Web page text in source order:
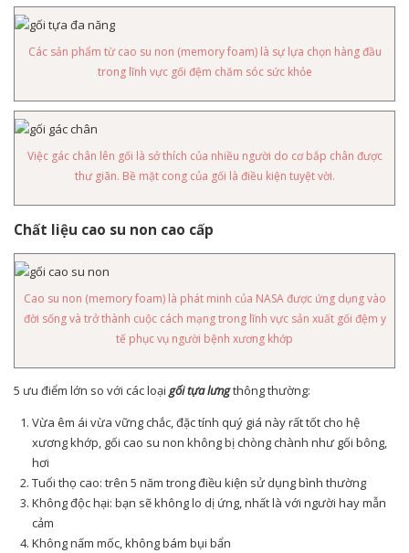
Các sản phẩm từ cao su non (memory foam) là sự lựa chọn hàng đầu
trong lĩnh vực gối đệm chăm sóc sức khỏe
Việc gác chân lên gối là sở thích của nhiều người do cơ bắp chân được
thư giãn. Bề mặt cong của gối là điều kiện tuyệt vời.
Chất liệu cao su non cao cấp
Cao su non (memory foam) là phát minh của NASA được ứng dụng vào
đời sống và trở thành cuộc cách mạng trong lĩnh vực sản xuất gối đệm y
tế phục vụ người bệnh xương khớp
5 ưu điểm lớn so với các loại gối tựa lưngthông thường:
Vừa êm ái vừa vững chắc, đặc tính quý giá này rất tốt cho hệ
xương khớp, gối cao su non không bị chòng chành như gối bông,
hơi
Tuổi thọ cao: trên 5 năm trong điều kiện sử dụng bình thường
Không độc hại: bạn sẽ không lo dị ứng, nhất là với người hay mẫn
cảm
Không nấm mốc, không bám bụi bẩn